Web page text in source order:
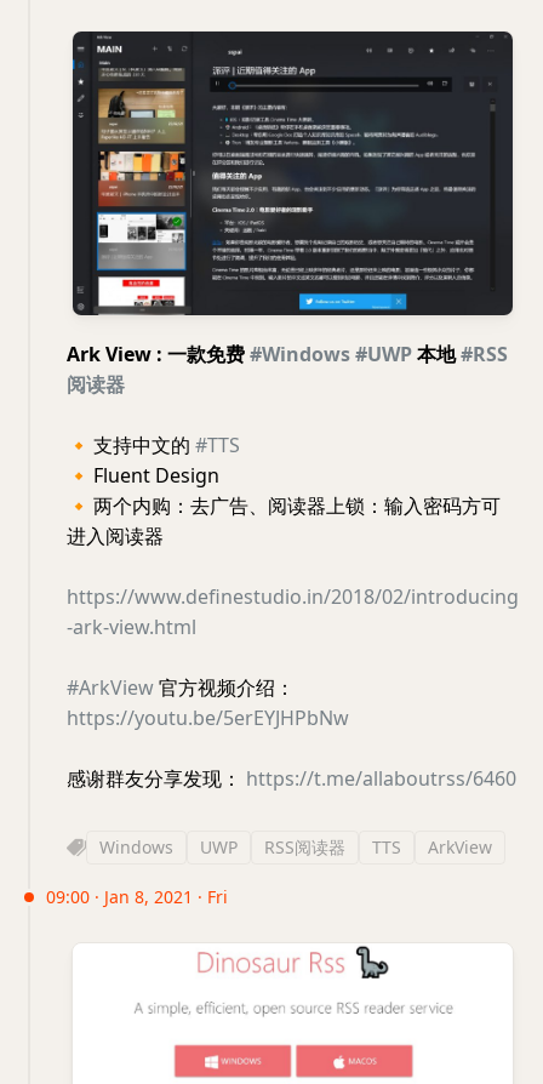
Ark View : 一款免费#Windows#UWP本地#RSS
阅读器
🔸 支持中文的 #TTS
🔸 Fluent Design
🔸 两个内购：去广告、阅读器上锁：输入密码方可
进入阅读器
https://www.definestudio.in/2018/02/introducing
-ark-view.html
#ArkView官方视频介绍：
https://youtu.be/5erEYJHPbNw
感谢群友分享发现： https://t.me/allaboutrss/6460
Windows UWP RSS阅读器 TTS ArkView
09:00 · Jan 8, 2021 · Fri